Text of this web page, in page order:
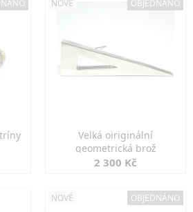
NOVÉ OBJEDNÁNO
Velká oiriginální
geometrická brož
2 300 Kč
NOVÉ OBJEDNÁNO